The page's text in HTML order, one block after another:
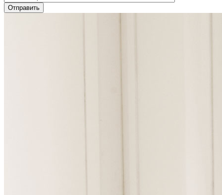
Отправить